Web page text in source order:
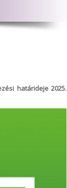
határideje 2025.